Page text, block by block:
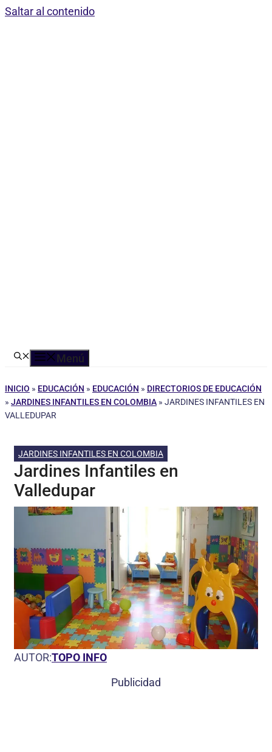
Saltar al contenido
Menú
INICIO » EDUCACIÓN » EDUCACIÓN » DIRECTORIOS DE EDUCACIÓN
» JARDINES INFANTILES EN COLOMBIA » JARDINES INFANTILES EN
VALLEDUPAR
JARDINES INFANTILES EN COLOMBIA
Jardines Infantiles en
Valledupar
AUTOR:TOPO INFO
Publicidad